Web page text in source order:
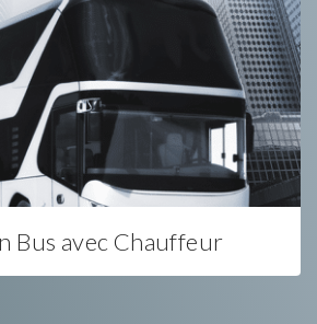
Bus avec Chauffeur